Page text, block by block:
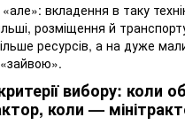
вкладення в таку
розміщення й
ресурсів, а на дуже
вибору: коли
коли —